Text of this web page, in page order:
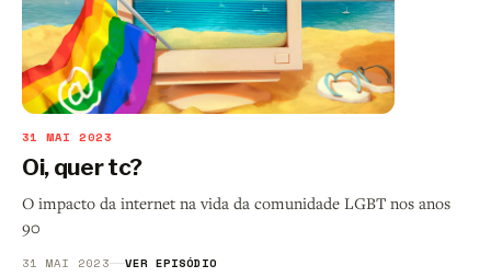
31 MAI 2023
Oi, quer tc?
O impacto da internet na vida da comunidade LGBT nos anos
90
31 MAI 2023 VER EPISÓDIO